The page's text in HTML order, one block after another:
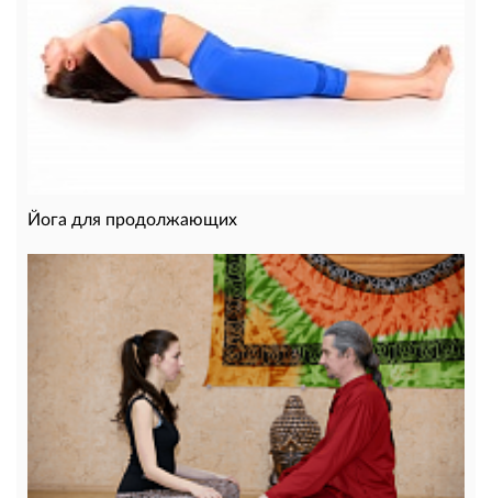
Йога для продолжающих